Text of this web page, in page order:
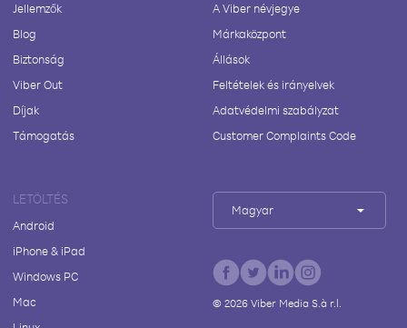
Jellemzők
Blog
Biztonság
Viber Out
Díjak
Támogatás
A Viber névjegye
Márkaközpont
Állások
Feltételek és irányelvek
Adatvédelmi szabályzat
Customer Complaints Code
LETÖLTÉS
Android
iPhone & iPad
Windows PC
Mac
Magyar
© 2026Viber Media S.à r.l.